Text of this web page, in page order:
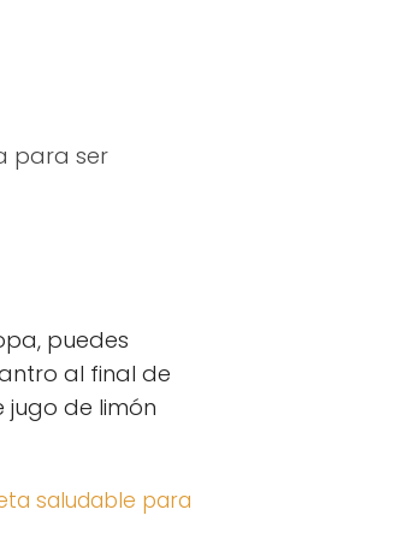
para ser
puedes
al final de
de limón
saludable para